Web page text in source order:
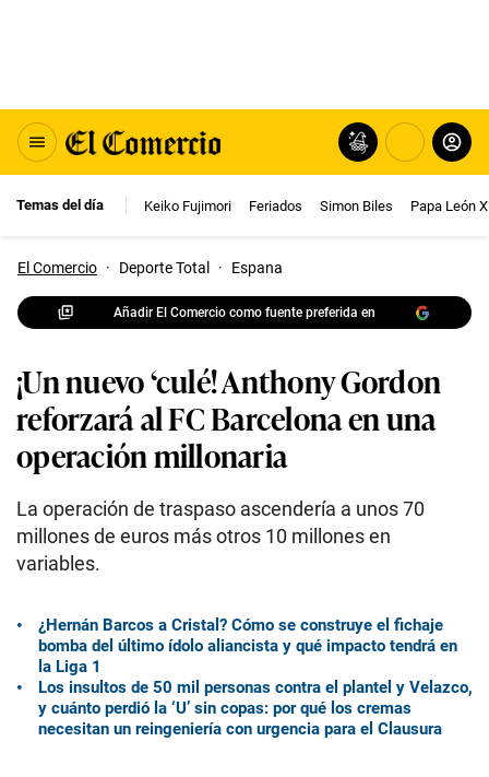
Temas del día Keiko Fujimori Feriados Simon Biles Papa León
El Comercio · Deporte Total · Espana
Añadir El Comercio como fuente preferida en
¡Un nuevo ‘culé! Anthony Gordon
reforzará al FC Barcelona en una
operación millonaria
La operación de traspaso ascendería a unos 70
millones de euros más otros 10 millones en
variables.
¿Hernán Barcos a Cristal? Cómo se construye el fichaje
bomba del último ídolo aliancista y qué impacto tendrá en
la Liga 1
Los insultos de 50 mil personas contra el plantel y Velazco,
y cuánto perdió la ‘U’ sin copas: por qué los cremas
necesitan un reingeniería con urgencia para el Clausura